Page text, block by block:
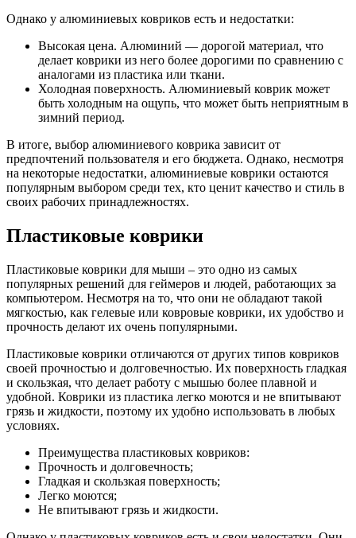
Однако у алюминиевых ковриков есть и недостатки:
Высокая цена. Алюминий — дорогой материал, что
делает коврики из него более дорогими по сравнению с
аналогами из пластика или ткани.
Холодная поверхность. Алюминиевый коврик может
быть холодным на ощупь, что может быть неприятным в
зимний период.
В итоге, выбор алюминиевого коврика зависит от
предпочтений пользователя и его бюджета. Однако, несмотря
на некоторые недостатки, алюминиевые коврики остаются
популярным выбором среди тех, кто ценит качество и стиль в
своих рабочих принадлежностях.
Пластиковые коврики
Пластиковые коврики для мыши – это одно из самых
популярных решений для геймеров и людей, работающих за
компьютером. Несмотря на то, что они не обладают такой
мягкостью, как гелевые или ковровые коврики, их удобство и
прочность делают их очень популярными.
Пластиковые коврики отличаются от других типов ковриков
своей прочностью и долговечностью. Их поверхность гладкая
и скользкая, что делает работу с мышью более плавной и
удобной. Коврики из пластика легко моются и не впитывают
грязь и жидкости, поэтому их удобно использовать в любых
условиях.
Преимущества пластиковых ковриков:
Прочность и долговечность;
Гладкая и скользкая поверхность;
Легко моются;
Не впитывают грязь и жидкости.